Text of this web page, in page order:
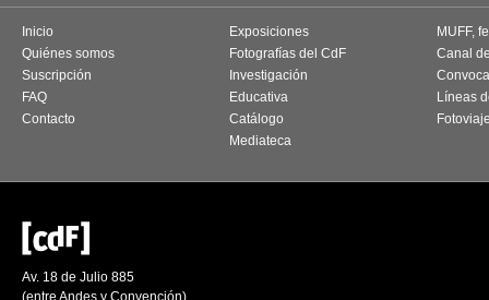
Inicio
Quiénes somos
Suscripción
FAQ
Contacto
Exposiciones
Fotografías del CdF
Investigación
Educativa
Catálogo
Mediateca
MUFF,
Canal
Líneas
Av. 18 de Julio 885
(entre Andes y Convención)